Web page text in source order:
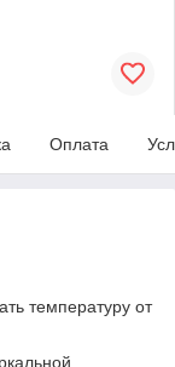
Оплата
температуру от